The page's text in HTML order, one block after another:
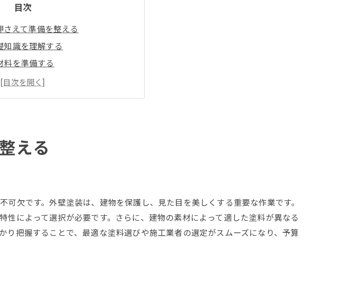
目次
えて準備を整える
知識を理解する
を準備する
べき法的要件
方と注意点
外壁の状態を見極める
性と手順
壁診断の利点
合の判断基準
える
欠です。外壁塗装は、建物を保護し、見た目を美しくする重要な作業です。
によって選択が必要です。さらに、建物の素材によって適した塗料が異なる
把握することで、最適な塗料選びや施工業者の選定がスムーズになり、予算